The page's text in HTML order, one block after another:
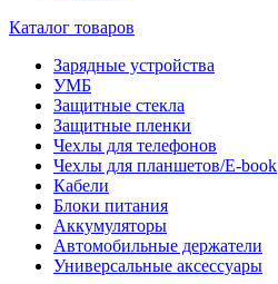
Каталог товаров
Зарядные устройства
УМБ
Защитные стекла
Защитные пленки
Чехлы для телефонов
Чехлы для планшетов/E-book
Кабели
Блоки питания
Аккумуляторы
Автомобильные держатели
Универсальные аксессуары